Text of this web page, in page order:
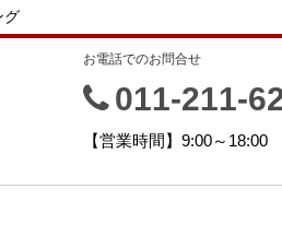
グ
お電話でのお問合せ
011-211-
【営業時間】9:00～18:00